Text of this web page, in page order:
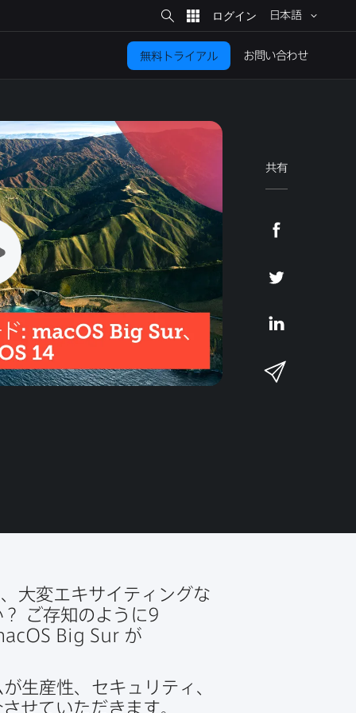
サ
イ
ト
検
索
日本語
無料トライアル お問い​合わせ
共有
大変エキサイティングな​
ご存知のように9
Big Sur が​
生産性、​セキュリティ、​
せていただきます。